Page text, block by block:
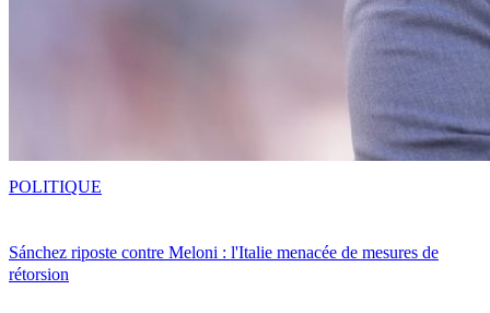
Sánchez riposte contre Meloni : l'Italie menacée de mesures de
rétorsion
POLITIQUE